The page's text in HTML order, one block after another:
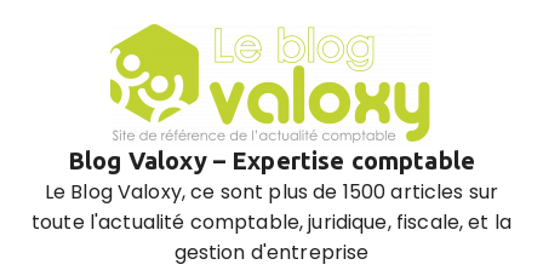
Blog Valoxy – Expertise comptable
Le Blog Valoxy, ce sont plus de 1500 articles sur
toute l'actualité comptable, juridique, fiscale, et la
gestion d'entreprise